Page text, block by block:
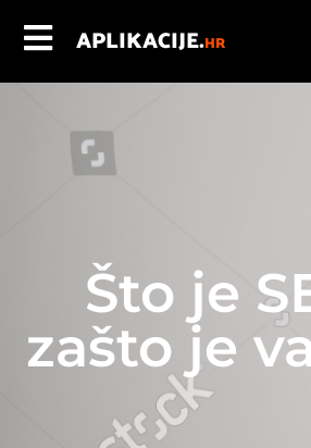
APLIKACIJE.HR
Što je
zašto je